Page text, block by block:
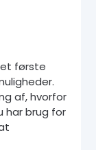
første
af, hvorfor
har brug for